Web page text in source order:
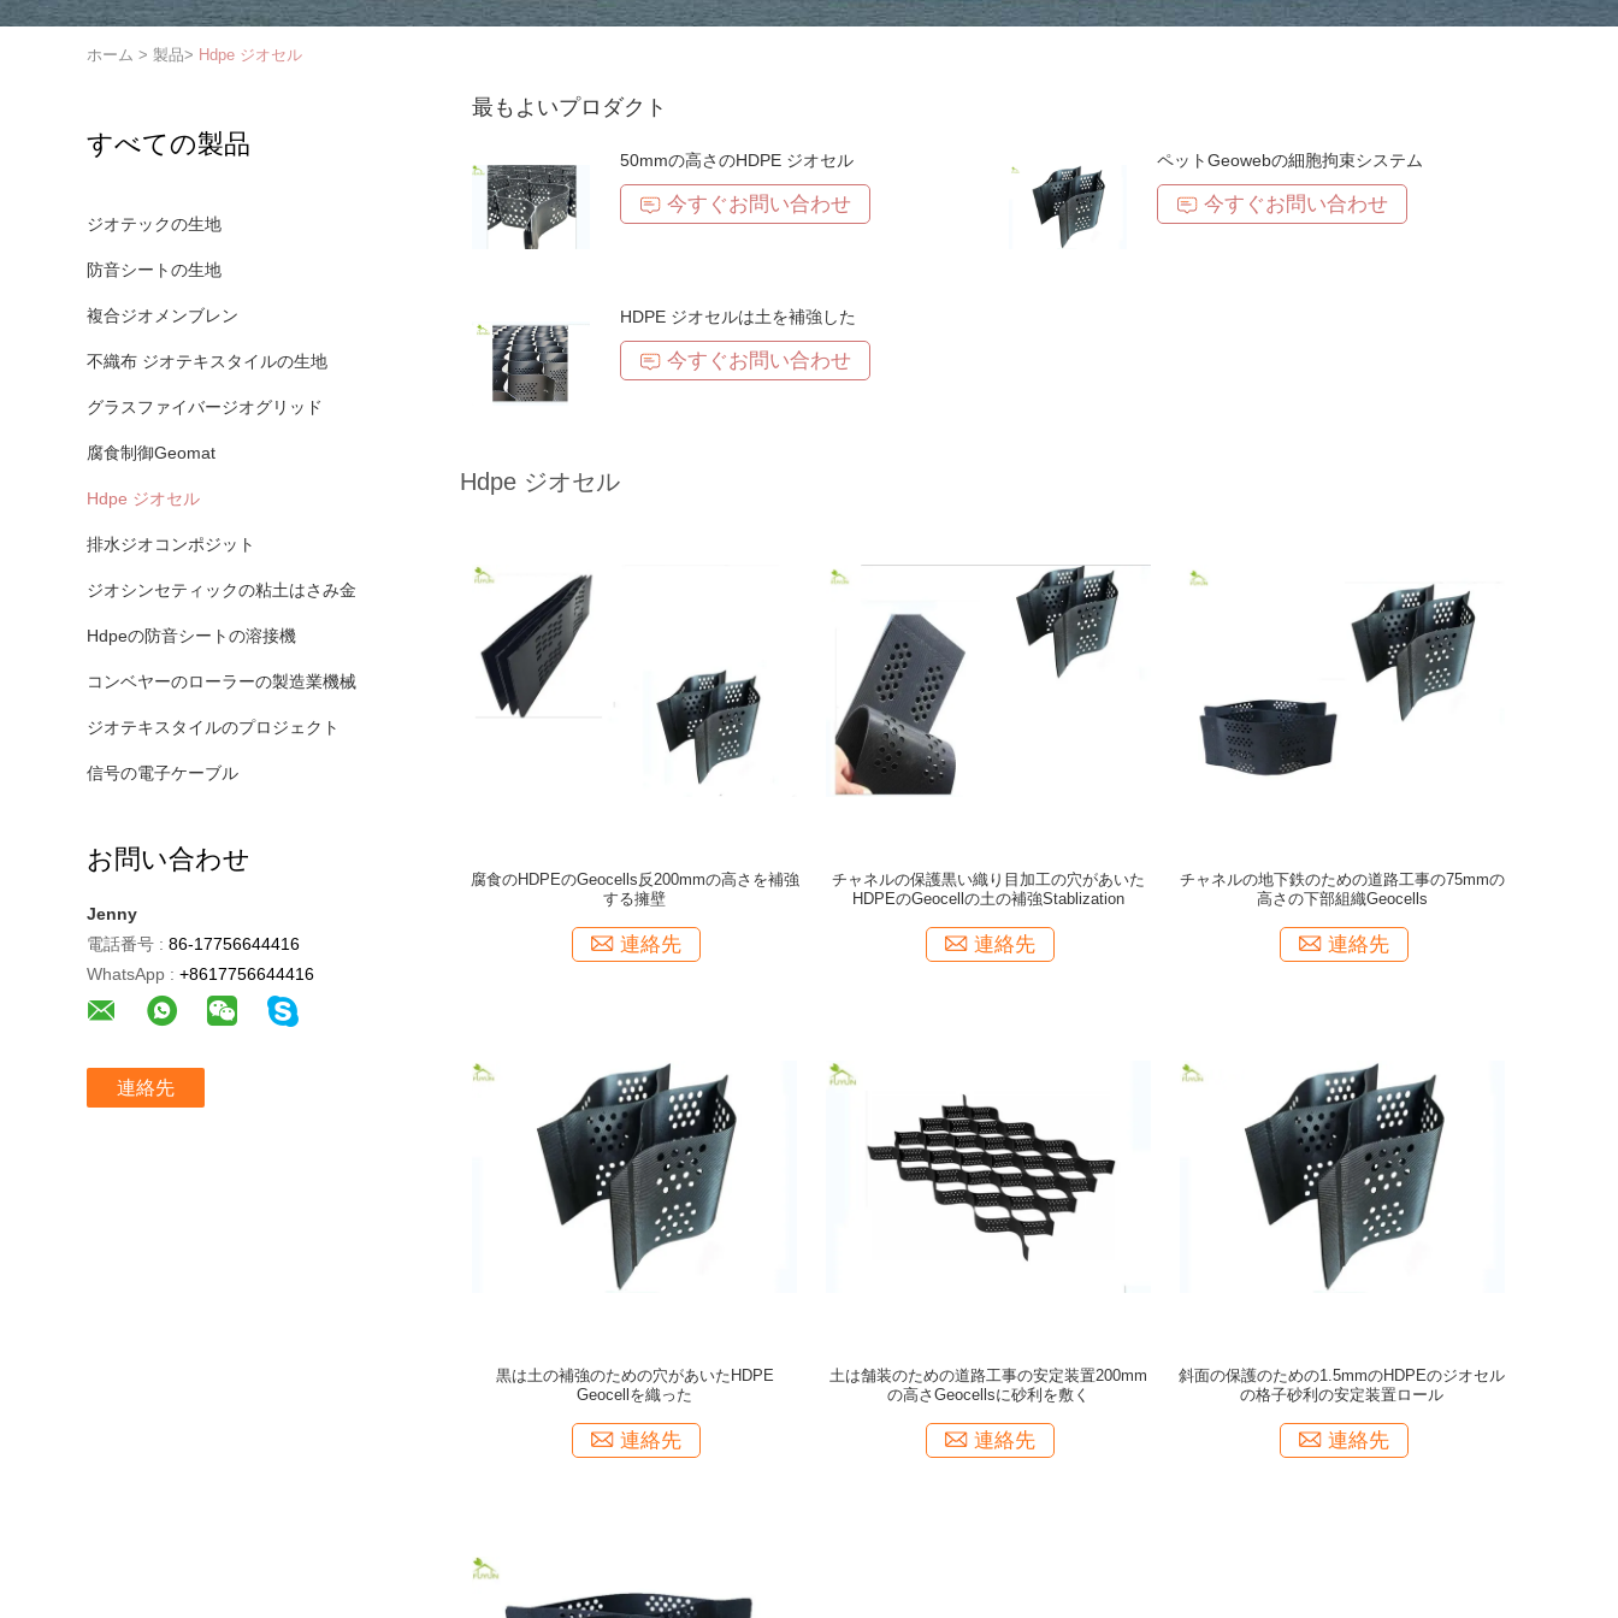
ホーム > 製品> Hdpe ジオセル
すべての製品
ジオテックの生地
防音シートの生地
複合ジオメンブレン
不織布 ジオテキスタイルの生地
グラスファイバージオグリッド
腐食制御Geomat
Hdpe ジオセル
排水ジオコンポジット
ジオシンセティックの粘土はさみ金
Hdpeの防音シートの溶接機
コンベヤーのローラーの製造業機械
ジオテキスタイルのプロジェクト
信号の電子ケーブル
お問い合わせ
Jenny
電話番号 : 86-17756644416
WhatsApp : +8617756644416
連絡先
最もよいプロダクト
50mmの高さのHDPE ジオセル
今すぐお問い合わせ
ペットGeowebの細胞拘束システム
今すぐお問い合わせ
HDPE ジオセルは土を補強した
今すぐお問い合わせ
Hdpe ジオセル
腐食のHDPEのGeocells反200mmの高さを補強
する擁壁
連絡先
チャネルの保護黒い織り目加工の穴があいた
HDPEのGeocellの土の補強Stablization
連絡先
チャネルの地下鉄のための道路工事の75mmの
高さの下部組織Geocells
連絡先
黒は土の補強のための穴があいたHDPE
Geocellを織った
連絡先
土は舗装のための道路工事の安定装置200mm
の高さGeocellsに砂利を敷く
連絡先
斜面の保護のための1.5mmのHDPEのジオセル
の格子砂利の安定装置ロール
連絡先